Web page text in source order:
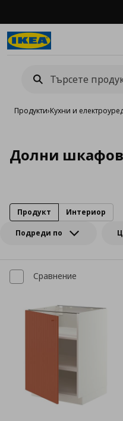
Продукти›Кухни и
Долни
Подреди по
Продукт Интериор
Сравнение